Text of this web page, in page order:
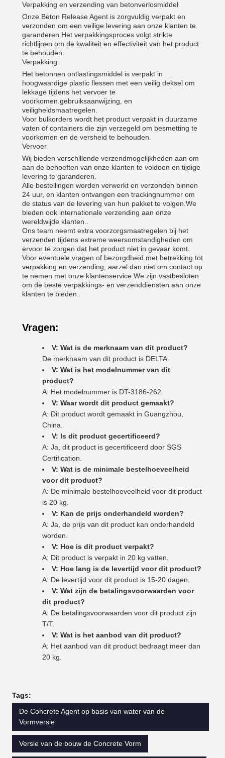
Verpakking en verzending van betonverlosmiddel
Onze Beton Release Agent is zorgvuldig verpakt en
verzonden om een veilige levering aan onze klanten te
garanderen.Het verpakkingsproces volgt strikte
richtlijnen om de kwaliteit en effectiviteit van het product
te behouden.
Verpakking
Het betonnen ontlastingsmiddel is verpakt in
hoogwaardige plastic flessen met een veilig deksel om
lekkage tijdens het vervoer te
voorkomen.gebruiksaanwijzing, en
veiligheidsmaatregelen.
Voor bulkorders wordt het product verpakt in duurzame
vaten of containers die zijn verzegeld om besmetting te
voorkomen en de versheid te behouden.
Vervoer
Wij bieden verschillende verzendmogelijkheden aan om
aan de behoeften van onze klanten te voldoen en tijdige
levering te garanderen.
Alle bestellingen worden verwerkt en verzonden binnen
24 uur, en klanten ontvangen een trackingnummer om
de status van de levering van hun pakket te volgen.We
bieden ook internationale verzending aan onze
wereldwijde klanten..
Ons team neemt extra voorzorgsmaatregelen bij het
verzenden tijdens extreme weersomstandigheden om
ervoor te zorgen dat het product niet in gevaar komt.
Voor eventuele vragen of bezorgdheid met betrekking tot
verpakking en verzending, aarzel dan niet om contact op
te nemen met onze klantenservice.We zijn vastbesloten
om de beste verpakkings- en verzenddiensten aan onze
klanten te bieden..
Vragen:
V: Wat is de merknaam van dit product?
De merknaam van dit product is DELTA.
V: Wat is het modelnummer van dit
product?
A: Het modelnummer is DT-3186-262.
V: Waar wordt dit product gemaakt?
A: Dit product wordt gemaakt in Guangzhou,
China.
V: Is dit product gecertificeerd?
A: Ja, dit product is gecertificeerd door SGS
Certification.
V: Wat is de minimale bestelhoeveelheid
voor dit product?
A: De minimale bestelhoeveelheid voor dit product
is 20 kg.
V: Kan de prijs onderhandeld worden?
A: Ja, de prijs van dit product kan onderhandeld
worden.
V: Hoe is dit product verpakt?
A: Dit product is verpakt in 20 kg vatten.
V: Hoe lang is de levertijd voor dit product?
A: De levertijd voor dit product is 15-20 dagen.
V: Wat zijn de betalingsvoorwaarden voor
dit product?
A: De betalingsvoorwaarden voor dit product zijn
T/T.
V: Wat is het aanbod van dit product?
A: Het aanbod van dit product bedraagt meer dan
20 kg.
Tags:
De Concrete Agent op basis van water van de
Vormversie
Versie van de bouw de Concrete Vorm